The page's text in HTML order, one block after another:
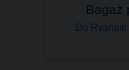
Bagaż
Do